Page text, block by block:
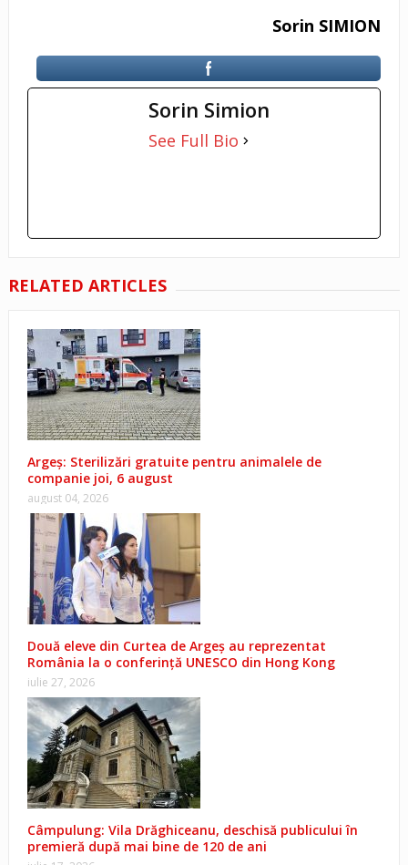
Sorin SIMION
Sorin Simion
See Full Bio
RELATED ARTICLES
Argeș: Sterilizări gratuite pentru animalele de
companie joi, 6 august
august 04, 2026
Două eleve din Curtea de Argeș au reprezentat
România la o conferință UNESCO din Hong Kong
iulie 27, 2026
Câmpulung: Vila Drăghiceanu, deschisă publicului în
premieră după mai bine de 120 de ani